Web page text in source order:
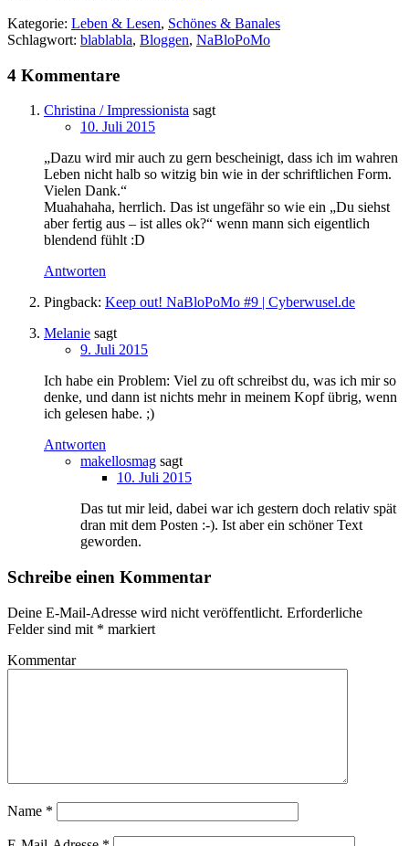
Kategorie: Leben & Lesen, Schönes & Banales
Schlagwort: blablabla, Bloggen, NaBloPoMo
4 Kommentare
Christina / Impressionista sagt
10. Juli 2015
„Dazu wird mir auch zu gern bescheinigt, dass ich im wahren
Leben nicht halb so witzig bin wie in der schriftlichen Form.
Vielen Dank.“
Muahahaha, herrlich. Das ist ungefähr so wie ein „Du siehst
aber fertig aus – ist alles ok?“ wenn mann sich eigentlich
blendend fühlt :D
Antworten
Pingback: Keep out! NaBloPoMo #9 | Cyberwusel.de
Melanie sagt
9. Juli 2015
Ich habe ein Problem: Viel zu oft schreibst du, was ich mir so
denke, und dann ist nichts mehr in meinem Kopf übrig, wenn
ich gelesen habe. ;)
Antworten
makellosmag sagt
10. Juli 2015
Das tut mir leid, dabei war ich gestern doch relativ spät
dran mit dem Posten :-). Ist aber ein schöner Text
geworden.
Schreibe einen Kommentar
Deine E-Mail-Adresse wird nicht veröffentlicht. Erforderliche
Felder sind mit * markiert
Kommentar
Name *